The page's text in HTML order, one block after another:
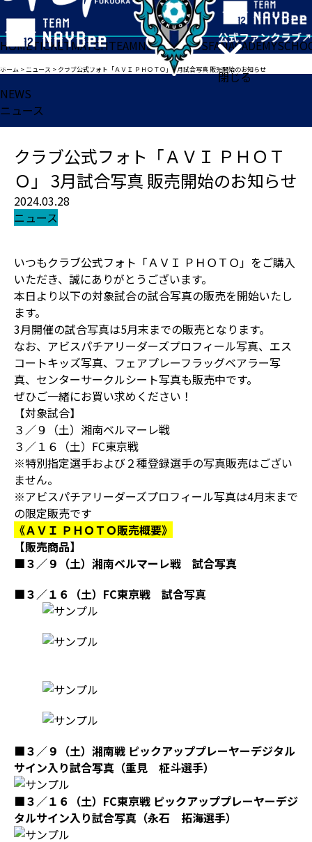
閉じる
HOMETICKETMATCHTEAMNEWSGOODSFANACADEMY
ホーム >ニュース > クラブ公式フォト「ＡＶＩ ＰＨＯＴＯ」 3月試合写真 販売開始のお知らせ
NEWS
ニュース
クラブ公式フォト「ＡＶＩ ＰＨＯＴ
Ｏ」 3月試合写真 販売開始のお知らせ
2024.03.28
ニュース
いつもクラブ公式フォト「ＡＶＩ ＰＨＯＴＯ」をご購入
いただき、誠にありがとうございます。
本日より以下の対象試合の試合写真の販売を開始いたし
ます。
3月開催の試合写真は5月末までの販売となります。
なお、アビスパチアリーダーズプロフィール写真、エス
コートキッズ写真、フェアプレーフラッグベアラー写
真、センターサークルシート写真も販売中です。
ぜひご一緒にお買い求めください！
【対象試合】
３／９（土）湘南ベルマーレ戦
３／１６（土）FC東京戦
※特別指定選手および２種登録選手の写真販売はござい
ません。
※アビスパチアリーダーズプロフィール写真は4月末まで
の限定販売です
《ＡＶＩ ＰＨＯＴＯ販売概要》
【販売商品】
■３／９（土）湘南ベルマーレ戦 試合写真
■３／１６（土）FC東京戦 試合写真
■３／９（土）湘南戦 ピックアッププレーヤーデジタル
サイン入り試合写真（重見 柾斗選手）
■３／１６（土）FC東京戦 ピックアッププレーヤーデジ
タルサイン入り試合写真（永石 拓海選手）